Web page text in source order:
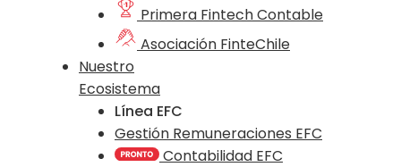
Primera Fintech Contable
Asociación FinteChile
Nuestro
Ecosistema
Línea EFC
Gestión Remuneraciones EFC
Contabilidad EFC